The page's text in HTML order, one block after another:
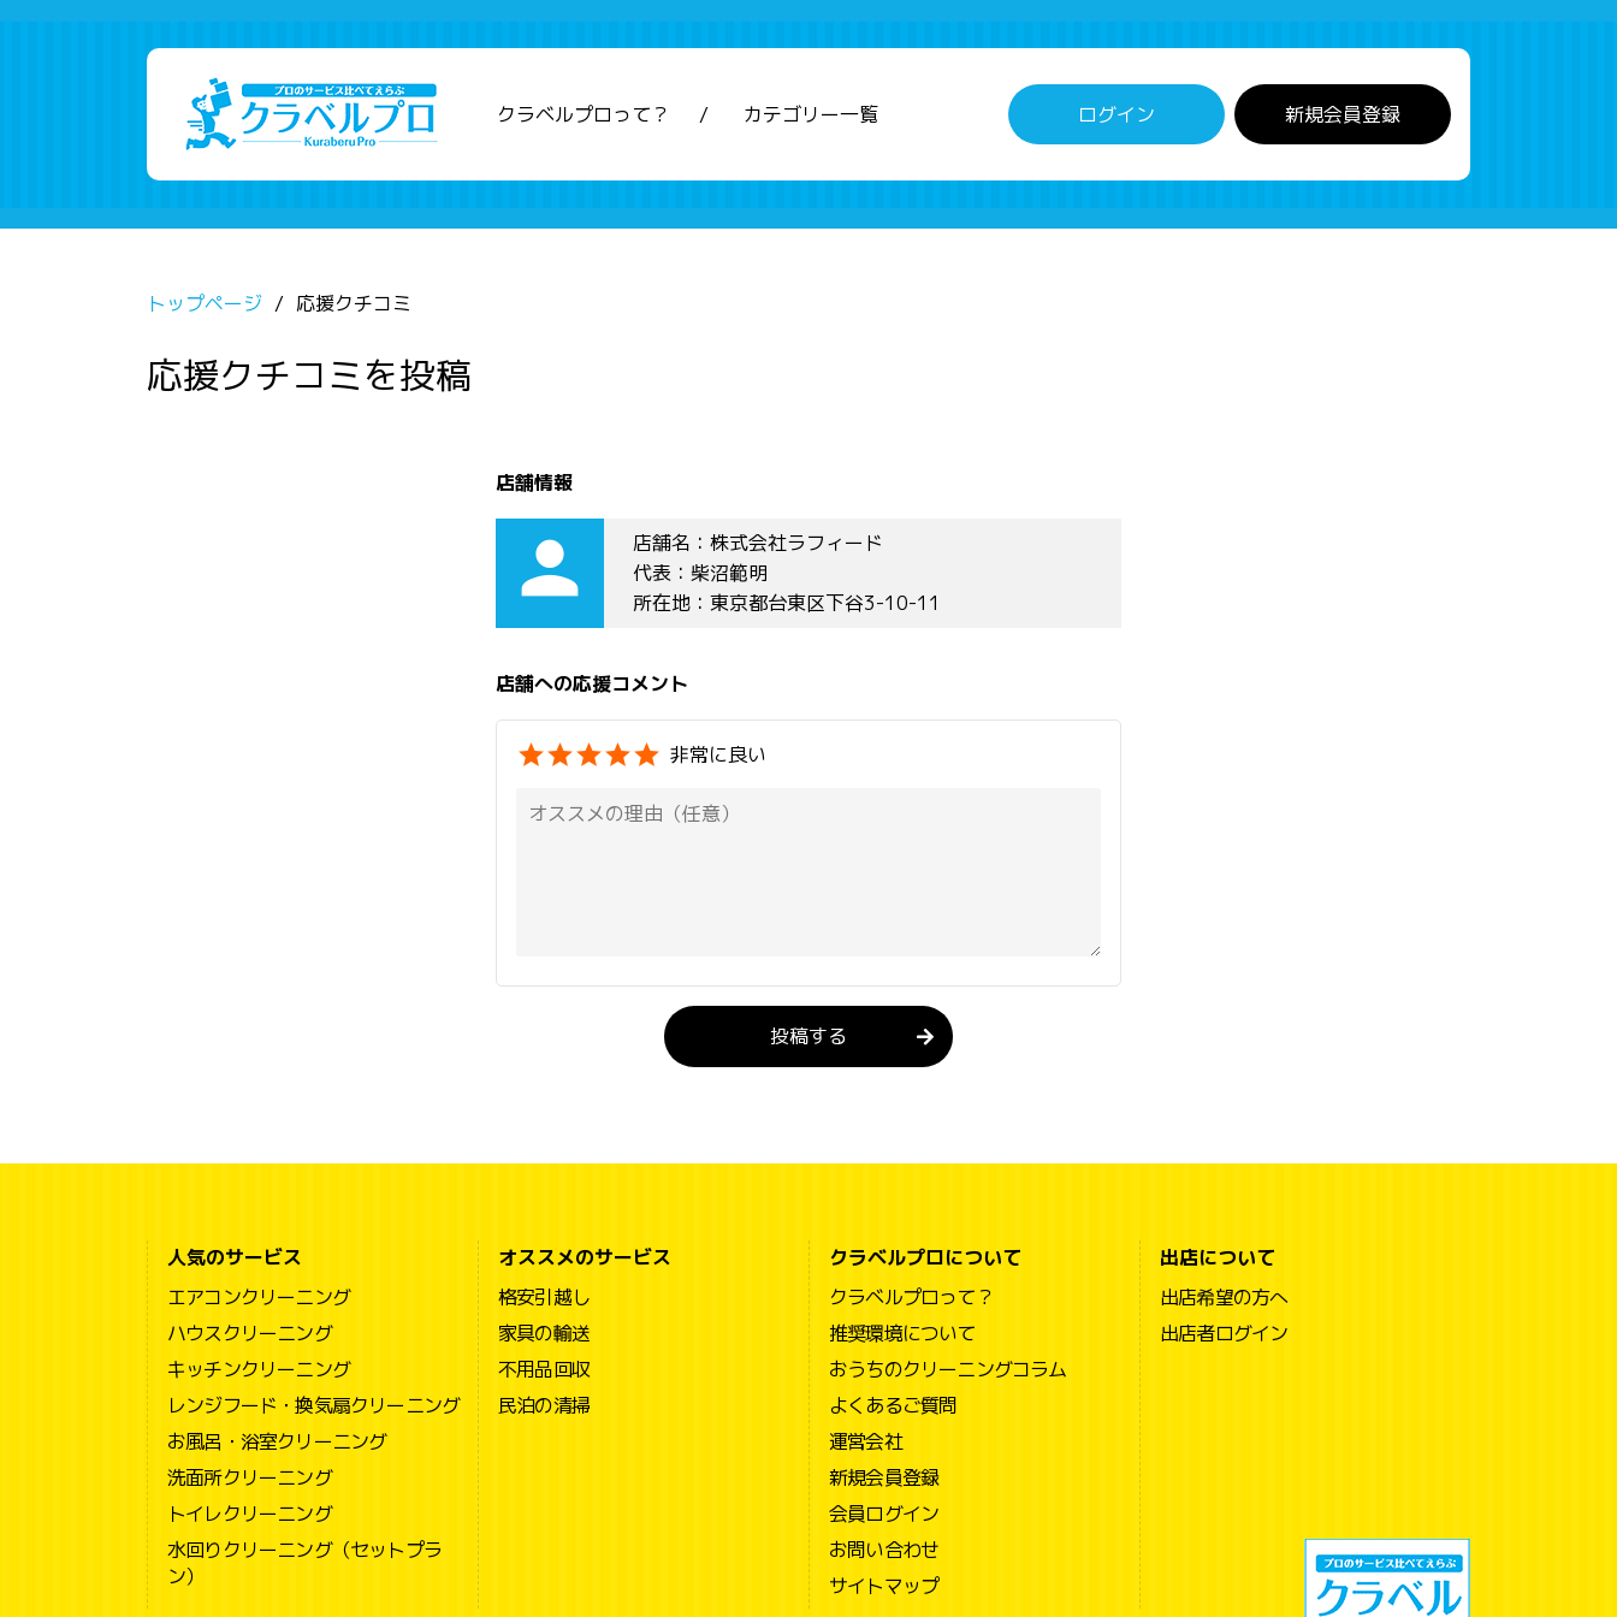
クラベルプロって？ カテゴリー一覧 ログイン 新規会員登録
トップページ 応援クチコミ
応援クチコミを投稿
店舗情報
person
店舗名：株式会社ラフィード
代表：柴沼範明
所在地：東京都台東区下谷3-10-11
店舗への応援コメント
非常に良い
投稿する
人気のサービス
エアコンクリーニング
ハウスクリーニング
キッチンクリーニング
レンジフード・換気扇クリーニング
お風呂・浴室クリーニング
洗面所クリーニング
トイレクリーニング
水回りクリーニング（セットプラ
ン）
オススメのサービス
格安引越し
家具の輸送
不用品回収
民泊の清掃
クラベルプロについて
クラベルプロって？
推奨環境について
おうちのクリーニングコラム
よくあるご質問
運営会社
新規会員登録
会員ログイン
お問い合わせ
サイトマップ
出店について
出店希望の方へ
出店者ログイン